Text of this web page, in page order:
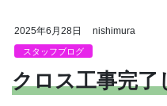
2025年6月28日 nishimura
スタッフブログ
クロス工事完了